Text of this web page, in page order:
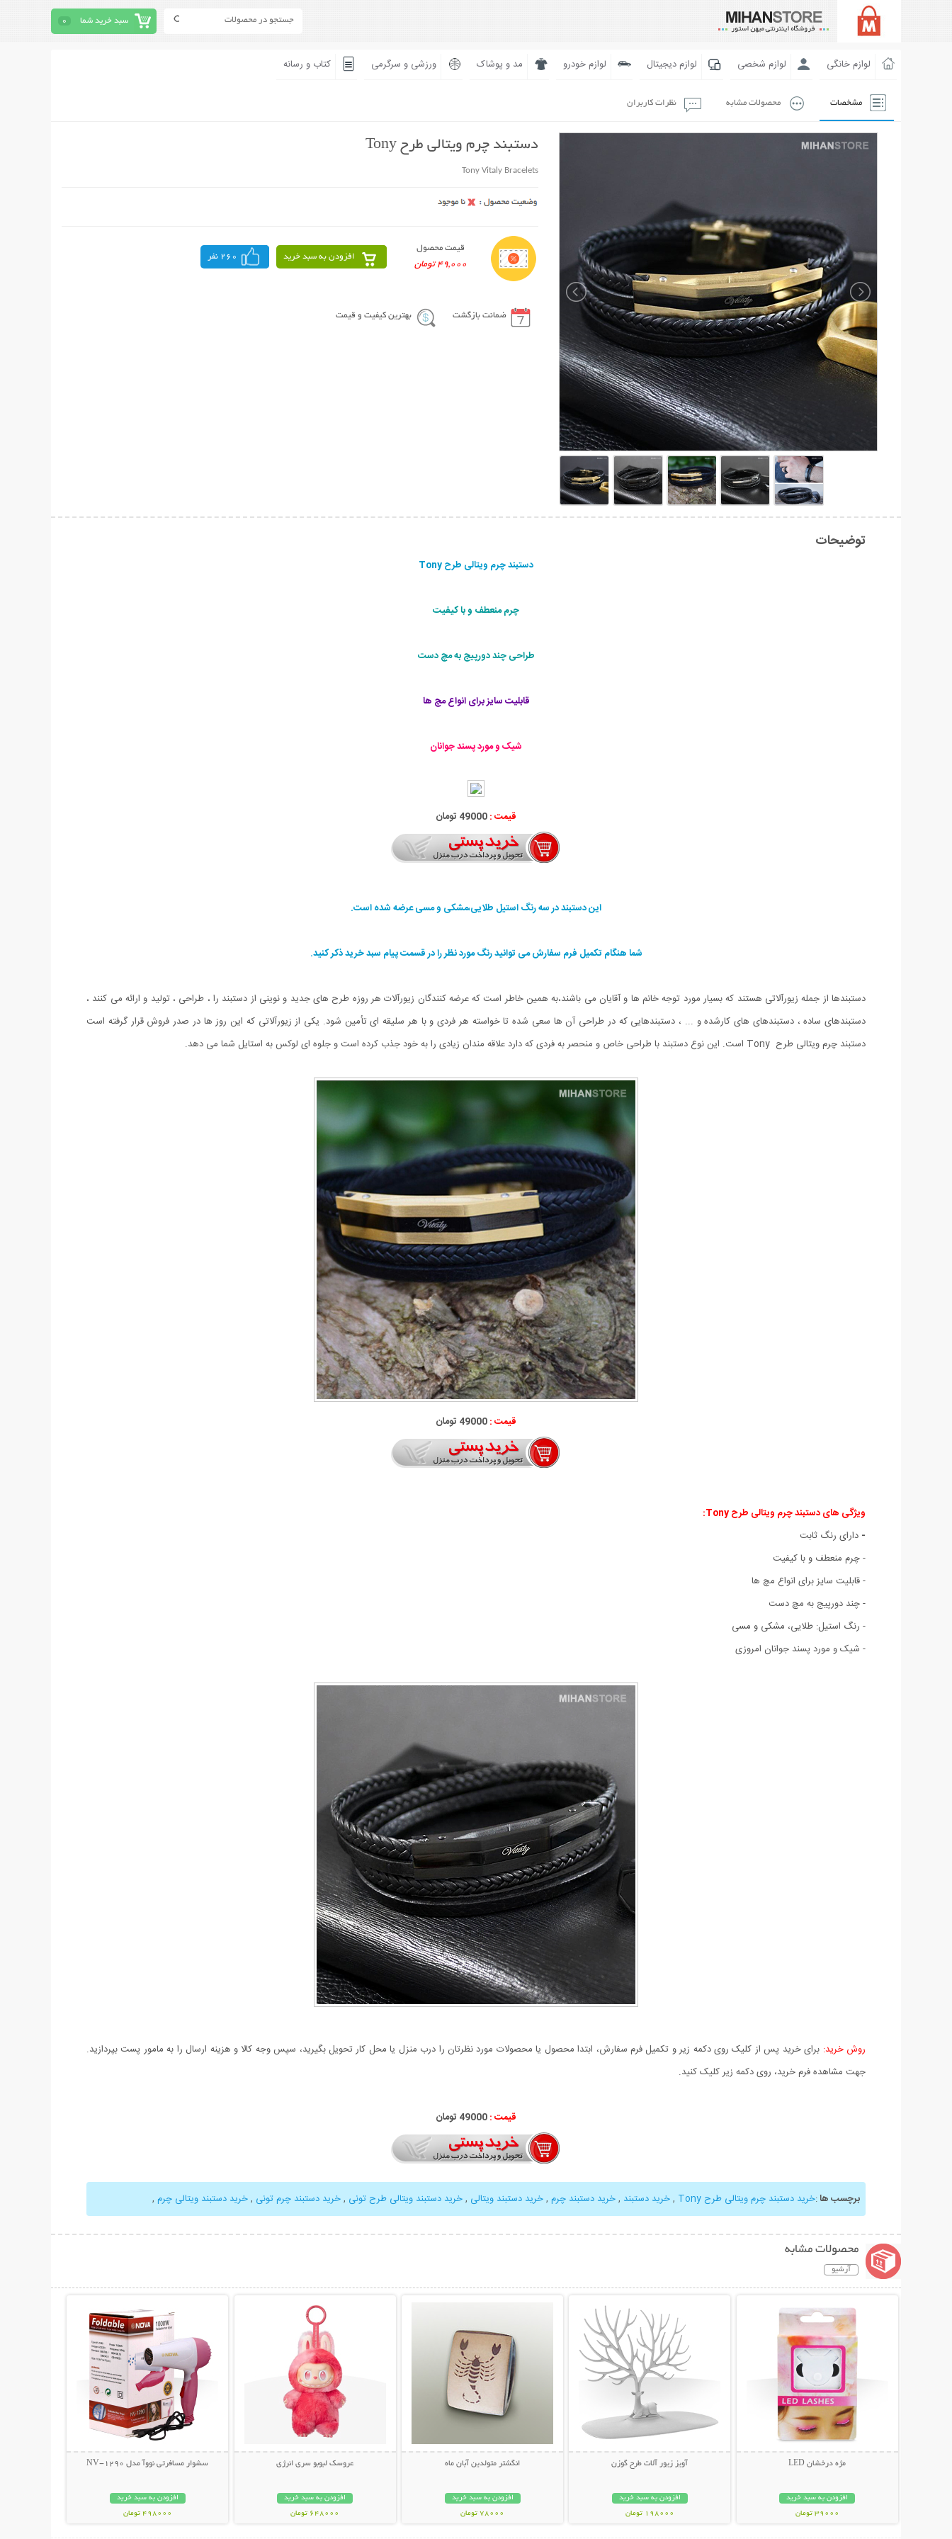
سبد خرید شما 0
لوازم خانگی لوازم شخصی لوازم دیجیتال لوازم خودرو مد و پوشاک ورزشی و سرگرمی کتاب و رسانه
مشخصات محصولات مشابه نظرات کاربران
دستبند چرم ویتالی طرح Tony
Tony Vitaly Bracelets
قیمت محصول
49,000 تومان
افزودن به سبد خرید 260 نفر
ضمانت بازگشت بهترین کیفیت و قیمت
توضیحات
دستبند چرم ویتالی طرح Tony
چرم منعطف و با کیفیت
طراحی چند دورپیج به مچ دست
قابليت سايز برای انواع مچ ها
شیک و مورد پسند جوانان
قیمت :49000 تومان
این دستبند در سه رنگ استیل طلایی،مشکی و مسی عرضه شده است.
شما هنگام تکمیل فرم سفارش می توانید رنگ مورد نظر را در قسمت پیام سبد خرید ذکر کنید.
دستبندها از جمله زیورآلاتی هستند که بسیار مورد توجه خانم ها و آقایان می باشند،به همین خاطر است که عرضه کنندگان زیورآلات هر روزه طرح های جدید و نوینی از دستبند را ، طراحی ، تولید و ارائه می کنند ،
دستبندهای ساده ، دستبندهای های کارشده و ... ، دستبندهایی که در طراحی آن ها سعی شده تا خواسته هر فردی و با هر سلیقه ای تأمین شود. یکی از زیورآلاتی که این روز ها در صدر فروش قرار گرفته است
دستبند چرم ویتالی طرح Tony است. این نوع دستبند با طراحی خاص و منحصر به فردی که دارد علاقه مندان زیادی را به خود جذب کرده است و جلوه ای لوکس به استایل شما می دهد.
قیمت :49000 تومان
ویژگی های دستبند چرم ویتالی طرح Tony:
- دارای رنگ ثابت
- چرم منعطف و با کیفیت
- قابليت سايز برای انواع مچ ها
- چند دورپیج به مچ دست
- رنگ استیل: طلايی، مشکی و مسی
- شیک و مورد پسند جوانان امروزی
روش خرید: برای خرید پس از کلیک روی دکمه زیر و تکمیل فرم سفارش، ابتدا محصول یا محصولات مورد نظرتان را درب منزل یا محل کار تحویل بگیرید، سپس وجه کالا و هزینه ارسال را به مامور پست بپردازید.
جهت مشاهده فرم خرید، روی دکمه زیر کلیک کنید.
قیمت :49000 تومان
برچسب ها:خرید دستبند چرم ویتالی طرح Tony ,خرید دستبند ,خرید دستبند چرم ,خرید دستبند ویتالی ,خرید دستبند ویتالی طرح تونی ,خرید دستبند چرم تونی ,خرید دستبند ویتالی چرم ,
محصولات مشابه
آرشیو
مژه درخشان LED
افزودن به سبد خرید
39000 تومان
آویز زیور آلات طرح گوزن
افزودن به سبد خرید
198000 تومان
انگشتر متولدین آبان ماه
افزودن به سبد خرید
78000 تومان
عروسک لبوبو سری انرژی
افزودن به سبد خرید
648000 تومان
سشوار مسافرتی نووآ مدل NV-1290
افزودن به سبد خرید
498000 تومان